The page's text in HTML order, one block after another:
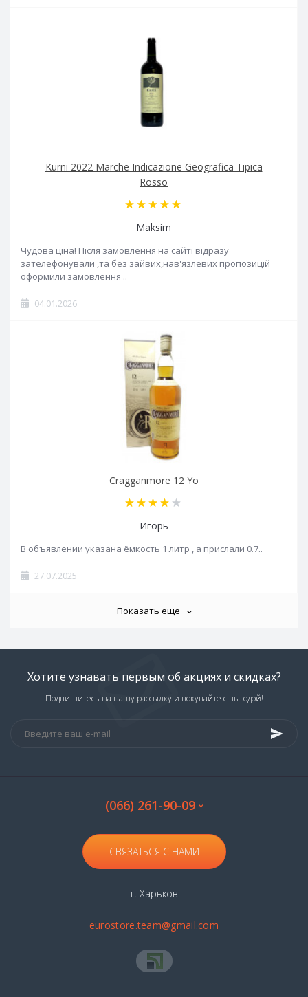
Kurni 2022 Marche Indicazione Geografica Tipica
Rosso
Maksim
Чудова ціна! Після замовлення на сайті відразу
зателефонували ,та без зайвих,нав'язлевих пропозицій
оформили замовлення ..
04.01.2026
Cragganmore 12 Yo
Игорь
В объявлении указана ёмкость 1 литр , а прислали 0.7..
27.07.2025
Показать еще
Хотите узнавать первым об акциях и скидках?
Подпишитесь на нашу рассылку и покупайте с выгодой!
(066) 261-90-09
СВЯЗАТЬСЯ С НАМИ
г. Харьков
eurostore.team@gmail.com